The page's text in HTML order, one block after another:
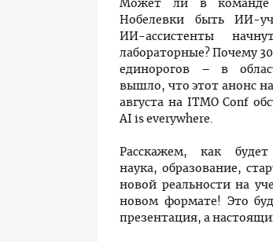
Может ли в команде
Нобелевки быть ИИ-
ИИ-ассистенты
лабораторные? Почему
единорогов – в
вышло, что этот анонс
августа на ITMO Conf
AI is everywhere.
Расскажем, как будет
наука, образование,
новой реальности на
новом формате! Это
презентация, а